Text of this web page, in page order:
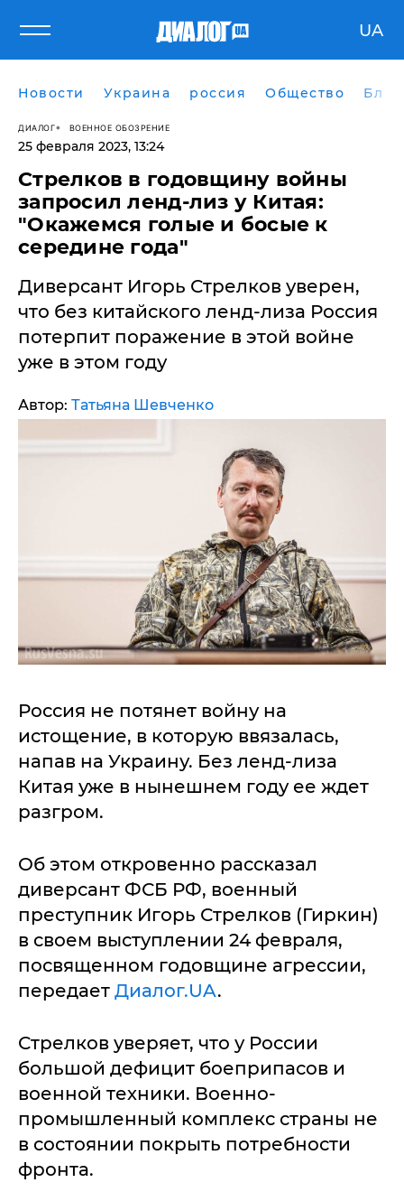
UA
Новости Украина россия Общество
ДИАЛОГ ВОЕННОЕ ОБОЗРЕНИЕ
25 февраля 2023, 13:24
Стрелков в годовщину войны
запросил ленд-лиз у Китая:
"Окажемся голые и босые к
середине года"
Диверсант Игорь Стрелков уверен,
что без китайского ленд-лиза Россия
потерпит поражение в этой войне
уже в этом году
Автор: Татьяна Шевченко
Россия не потянет войну на
истощение, в которую ввязалась,
напав на Украину. Без ленд-лиза
Китая уже в нынешнем году ее ждет
разгром.
Об этом откровенно рассказал
диверсант ФСБ РФ, военный
преступник Игорь Стрелков (Гиркин)
в своем выступлении 24 февраля,
посвященном годовщине агрессии,
передает Диалог.UA.
Стрелков уверяет, что у России
большой дефицит боеприпасов и
военной техники. Военно-
промышленный комплекс страны не
в состоянии покрыть потребности
фронта.